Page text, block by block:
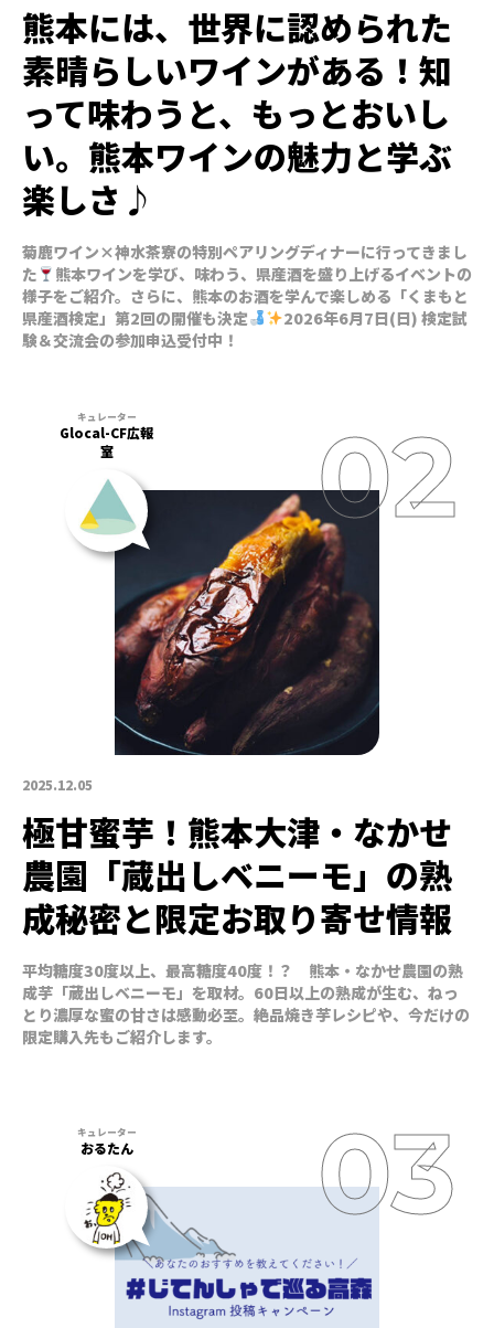
熊本には、世界に認められた
素晴らしいワインがある！知
って味わうと、もっとおいし
い。熊本ワインの魅力と学ぶ
楽しさ♪
菊鹿ワイン×神水茶寮の特別ペアリングディナーに行ってきまし
た
熊本ワインを学び、味わう、県産酒を盛り上げるイベントの
様子をご紹介。さらに、熊本のお酒を学んで楽しめる「くまもと
県産酒検定」第2回の開催も決定
2026年6月7日(日) 検定試
験＆交流会の参加申込受付中！
2025.12.05
Glocal-CF広報
室
極甘蜜芋！熊本大津・なかせ
農園「蔵出しベニーモ」の熟
成秘密と限定お取り寄せ情報
平均糖度30度以上、最高糖度40度！？ 熊本・なかせ農園の熟
成芋「蔵出しベニーモ」を取材。60日以上の熟成が生む、ねっ
とり濃厚な蜜の甘さは感動必至。絶品焼き芋レシピや、今だけの
限定購入先もご紹介します。
おるたん